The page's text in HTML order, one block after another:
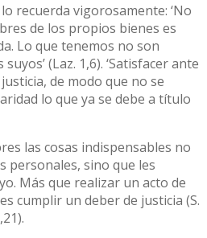
recuerda vigorosamente: ‘No
de los propios bienes es
Lo que tenemos no son
(Laz. 1,6). ‘Satisfacer ante
de modo que no se
lo que ya se debe a título
las cosas indispensables no
personales, sino que les
Más que realizar un acto de
cumplir un deber de justicia (S.